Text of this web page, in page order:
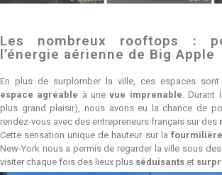
Les nombreux rooftops :
l’énergie aérienne de Big Apple
En plus de surplomber la ville, ces espaces
espace agréable à une vue imprenable .
plus grand plaisir), nous avons eu la chance de
rendez-vous avec des entrepreneurs français sur des
Cette sensation unique de hauteur sur la
New-York nous a permis de regarder la ville sous
visiter chaque fois des lieux plus séduisants et